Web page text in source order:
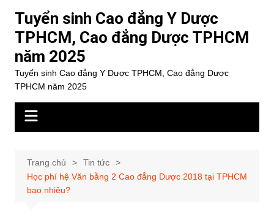
dung
Tuyển sinh Cao đẳng Y Dược
TPHCM, Cao đẳng Dược TPHCM
năm 2025
Tuyển sinh Cao đẳng Y Dược TPHCM, Cao đẳng Dược
TPHCM năm 2025
Trang chủ
Tin tức
Học phí hệ Văn bằng 2 Cao đẳng Dược 2018 tại TPHCM
bao nhiêu?